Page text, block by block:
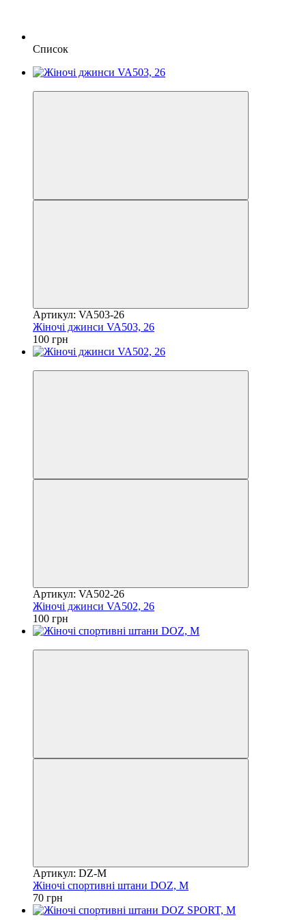
Список
Артикул: VA503-26
Жіночі джинси VA503, 26
100 грн
Артикул: VA502-26
Жіночі джинси VA502, 26
100 грн
Артикул: DZ-M
Жіночі спортивні штани DOZ, M
70 грн